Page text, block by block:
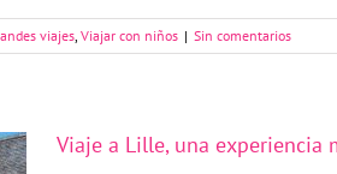
viajes, Viajar con niños | Sin comentarios
Viaje a Lille, una experiencia